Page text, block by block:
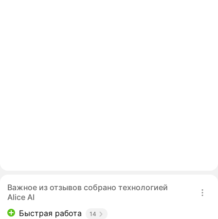
Важное из отзывов собрано технологией
Alice AI
Быстрая работа
14